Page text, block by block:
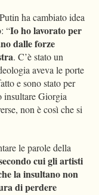
ha cambiato idea
“Io ho lavorato per
dalle forze
. C’è stato un
aveva le porte
e sono stato per
insultare Giorgia
non è così che si
le parole della
cui gli artisti
la insultano non
di perdere